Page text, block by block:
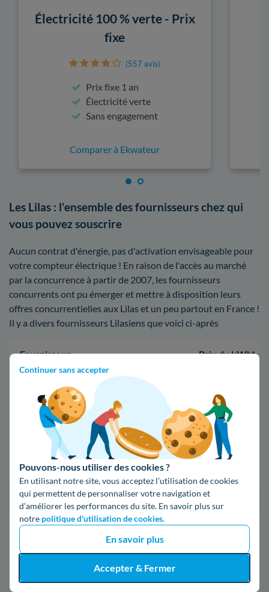
Continuer sans accepter
Pouvons-nous utiliser des cookies ?
En utilisant notre site, vous acceptez l’utilisation de cookies
qui permettent de personnaliser votre navigation et
d’améliorer les performances du site. En savoir plus sur
notre politique d'utilisation de cookies.
En savoir plus
Accepter & Fermer
Électricité 100 % verte - Prix
fixe
(557 avis)
Prix fixe 1 an
Électricité verte
Sans engagement
Comparer à Ekwateur
Les Lilas : l'ensemble des fournisseurs chez qui
vous pouvez souscrire
Aucun contrat d'énergie, pas d'activation envisageable pour
votre compteur électrique ! En raison de l'accès au marché
par la concurrence à partir de 2007, les fournisseurs
concurrents ont pu émerger et mettre à disposition leurs
offres concurrentielles aux Lilas et un peu partout en France !
Il y a divers fournisseurs Lilasiens que voici ci-après
Fournisseur Prix du kWh*
16,400000000000002 c€/kWh
*Prix TTC pour un forfait base d’une puissance de 6 kVA
Infos / souscriptions
(appel non surtaxé)
09 78 46 71 74